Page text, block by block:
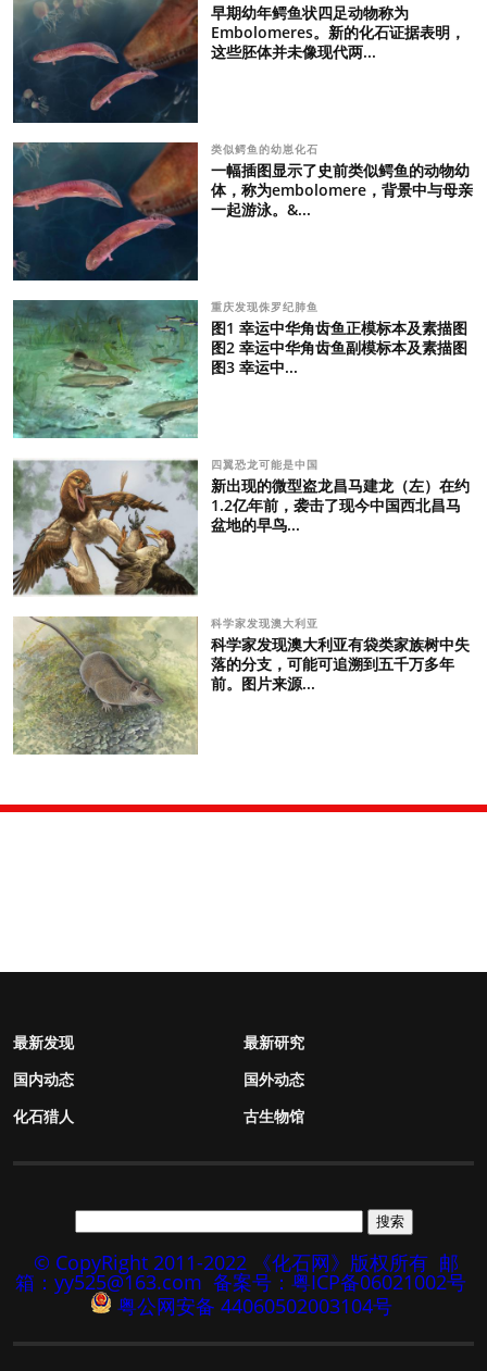
早期幼年鳄鱼状四足动物称为
Embolomeres。新的化石证据表明，
这些胚体并未像现代两...
类似鳄鱼的幼崽化石
一幅插图显示了史前类似鳄鱼的动物幼
体，称为embolomere，背景中与母亲
一起游泳。&...
重庆发现侏罗纪肺鱼
图1 幸运中华角齿鱼正模标本及素描图
图2 幸运中华角齿鱼副模标本及素描图
图3 幸运中...
四翼恐龙可能是中国
新出现的微型盗龙昌马建龙（左）在约
1.2亿年前，袭击了现今中国西北昌马
盆地的早鸟...
科学家发现澳大利亚
科学家发现澳大利亚有袋类家族树中失
落的分支，可能可追溯到五千万多年
前。图片来源...
最新发现
最新研究
国内动态
国外动态
化石猎人
古生物馆
© CopyRight 2011-2022 《化石网》版权所有 邮
箱：yy525@163.com 备案号：粤ICP备06021002号
粤公网安备 44060502003104号